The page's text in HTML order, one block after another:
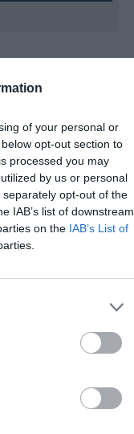
of your personal or
opt-out section to
processed you may
by us or personal
opt-out of the
IAB’s list of downstream
on the IAB’s List of
173 mln zł.